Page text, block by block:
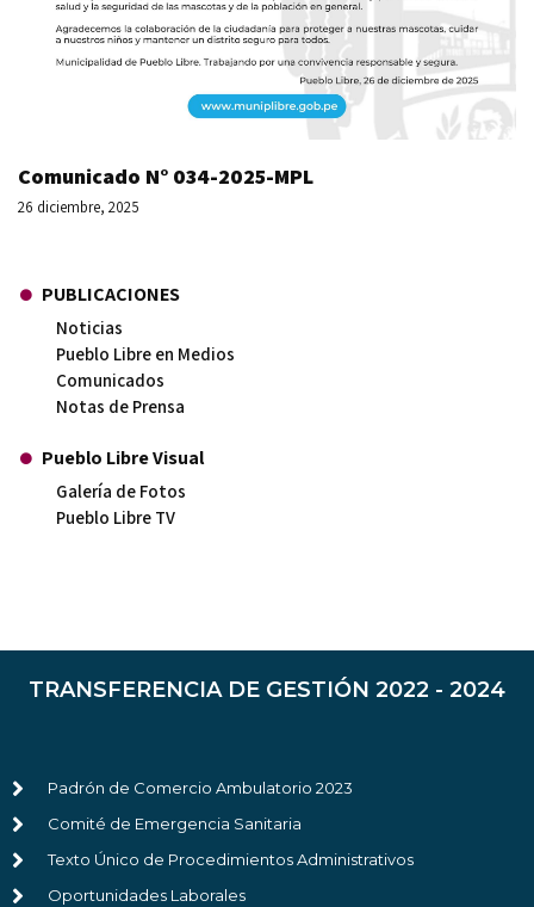
Comunicado N° 034-2025-MPL
26 diciembre, 2025
PUBLICACIONES
Noticias
Pueblo Libre en Medios
Comunicados
Notas de Prensa
Pueblo Libre Visual
Galería de Fotos
Pueblo Libre TV
TRANSFERENCIA DE GESTIÓN 2022 - 2024
Padrón de Comercio Ambulatorio 2023
Comité de Emergencia Sanitaria
Texto Único de Procedimientos Administrativos
Oportunidades Laborales